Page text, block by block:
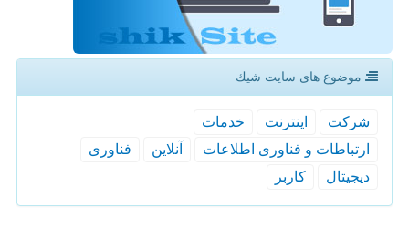
موضوع های سایت شیك
شركت اینترنت
خدمات
ارتباطات و فناوری اطلاعات
آنلاین
فناوری
دیجیتال
كاربر